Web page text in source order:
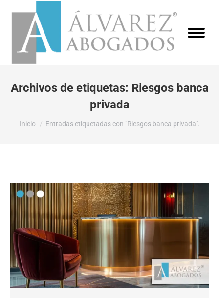
Archivos de etiquetas: Riesgos banca
privada
Estás aquí:
Inicio Entradas etiquetadas con "Riesgos banca privada".